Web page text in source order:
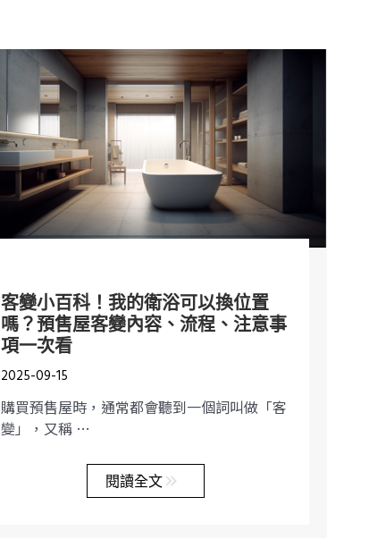
客變小百科！我的衛浴可以換位置
嗎？預售屋客變內容、流程、注意事
項一次看
2025-09-15
購買預售屋時，通常都會聽到一個詞叫做「客
變」，又稱 …
閱讀全文